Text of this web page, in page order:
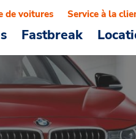
Fastbreak
de voitures Service à la